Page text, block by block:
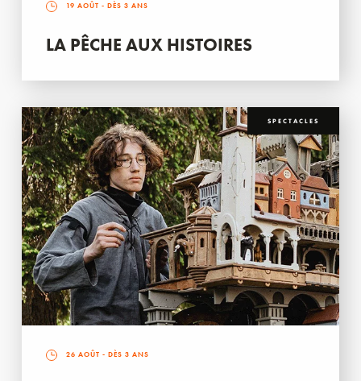
19 AOÛT - DÈS 3 ANS
LA PÊCHE AUX HISTOIRES
SPECTACLES
26 AOÛT - DÈS 3 ANS